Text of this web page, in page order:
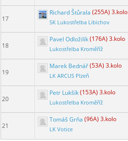
17
Richard Štůrala (255A) 3.kolo
SK Lukostřelba Libichov
18
Pavel Odložilík(176A) 3.kolo
Lukostřelba Kroměříž
19
Marek Bednář(53A) 3.kolo
LK ARCUS Plzeň
20
Petr Lukšík(153A) 3.kolo
Lukostřelba Kroměříž
21
Tomáš Grňa (96A) 3.kolo
LK Votice